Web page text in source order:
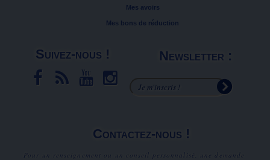
Mes avoirs
Mes bons de réduction
Suivez-nous ! Newsletter :
Contactez-nous !
Pour un renseignement ou un conseil personnalisé, une demande